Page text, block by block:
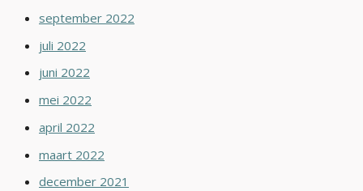
september 2022
juli 2022
juni 2022
mei 2022
april 2022
maart 2022
december 2021